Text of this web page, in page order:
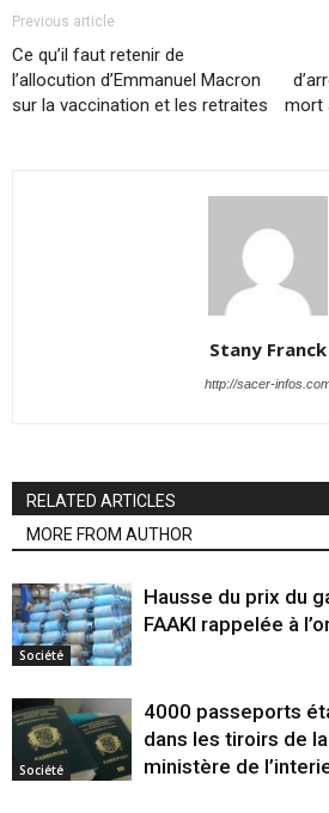
Previous article
Ce qu’il faut retenir de
l’allocution d’Emmanuel Macron
sur la vaccination et les retraites
mort
Stany Franck
http://sacer-
RELATED ARTICLES
MORE FROM AUTHOR
Société
Hausse du prix du
FAAKI rappelée à
Société
4000 passeports
dans les tiroirs de
ministère de